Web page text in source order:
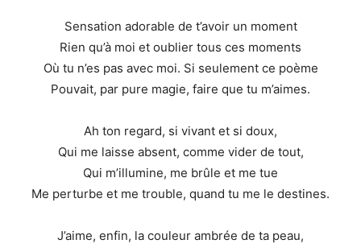
Sensation adorable de t’avoir un moment
Rien qu’à moi et oublier tous ces moments
Où tu n’es pas avec moi. Si seulement ce poème
Pouvait, par pure magie, faire que tu m’aimes.
Ah ton regard, si vivant et si doux,
Qui me laisse absent, comme vider de tout,
Qui m’illumine, me brûle et me tue
Me perturbe et me trouble, quand tu me le destines.
J’aime, enfin, la couleur ambrée de ta peau,